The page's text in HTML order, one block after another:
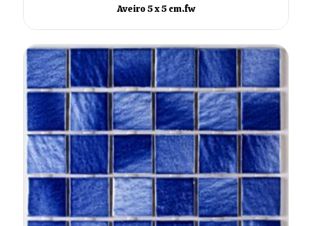
Aveiro 5 x 5 cm.fw